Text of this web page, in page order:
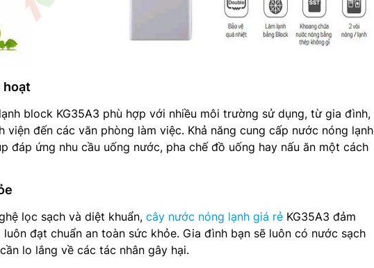
hoạt
block KG35A3 phù hợp với nhiều môi trường sử dụng, từ gia đình,
viện đến các văn phòng làm việc. Khả năng cung cấp nước nóng lạnh
đáp ứng nhu cầu uống nước, pha chế đồ uống hay nấu ăn một cách
lọc sạch và diệt khuẩn, cây nước nóng lạnh giá rẻ KG35A3 đảm
đạt chuẩn an toàn sức khỏe. Gia đình bạn sẽ luôn có nước sạch
lo lắng về các tác nhân gây hại.